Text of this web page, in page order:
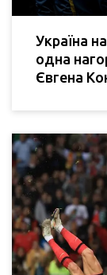
Україна
одна
Євгена